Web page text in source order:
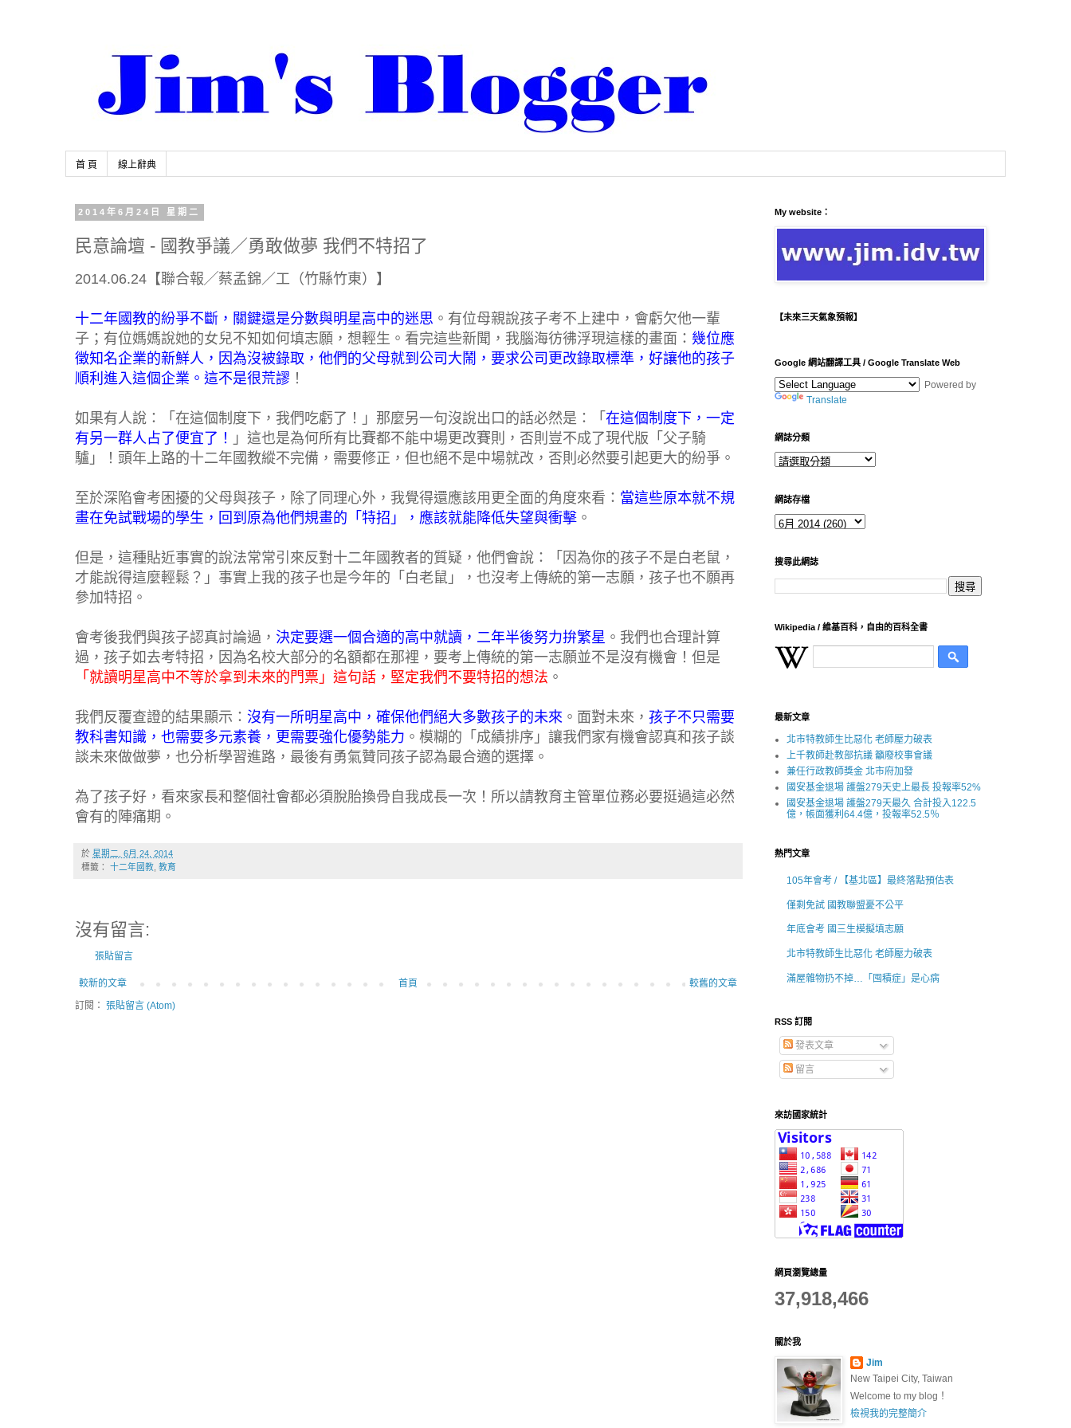
首 頁 線上辭典
2014年6月24日 星期二
民意論壇 - 國教爭議／勇敢做夢 我們不特招了
2014.06.24【聯合報╱蔡孟錦／工（竹縣竹東）】
十二年國教的紛爭不斷，關鍵還是分數與明星高中的迷思 。有位母親說孩子考不上建中，會虧欠他一輩
子；有位媽媽說她的女兒不知如何填志願，想輕生。看完這些新聞，我腦海彷彿浮現這樣的畫面： 幾位應
徵知名企業的新鮮人，因為沒被錄取，他們的父母就到公司大鬧，要求公司更改錄取標準，好讓他的孩子
順利進入這個企業。這不是很荒謬 ！
如果有人說：「在這個制度下，我們吃虧了！」那麼另一句沒說出口的話必然是：「 在這個制度下，一定
有另一群人占了便宜了！
」這也是為何所有比賽都不能中場更改賽則，否則豈不成了現代版「父子騎
驢」！頭年上路的十二年國教縱不完備，需要修正，但也絕不是中場就改，否則必然要引起更大的紛爭。
至於深陷會考困擾的父母與孩子，除了同理心外，我覺得還應該用更全面的角度來看： 當這些原本就不規
畫在免試戰場的學生，回到原為他們規畫的「特招」，應該就能降低失望與衝擊 。
但是，這種貼近事實的說法常常引來反對十二年國教者的質疑，他們會說：「因為你的孩子不是白老鼠，
才能說得這麼輕鬆？」事實上我的孩子也是今年的「白老鼠」，也沒考上傳統的第一志願，孩子也不願再
參加特招。
會考後我們與孩子認真討論過， 決定要選一個合適的高中就讀，二年半後努力拚繁星 。我們也合理計算
過，孩子如去考特招，因為名校大部分的名額都在那裡，要考上傳統的第一志願並不是沒有機會！但是
「就讀明星高中不等於拿到未來的門票」這句話，堅定我們不要特招的想法 。
我們反覆查證的結果顯示： 沒有一所明星高中，確保他們絕大多數孩子的未來 。面對未來， 孩子不只需要
教科書知識，也需要多元素養，更需要強化優勢能力 。模糊的「成績排序」讓我們家有機會認真和孩子談
談未來做做夢，也分析學習進路，最後有勇氣贊同孩子認為最合適的選擇。
為了孩子好，看來家長和整個社會都必須脫胎換骨自我成長一次！所以請教育主管單位務必要挺過這必然
會有的陣痛期。
於 星期二, 6月 24, 2014
標籤： 十二年國教 教育
沒有留言:
張貼留言
較新的文章 較舊的文章
首頁
訂閱： 張貼留言 (Atom)
My website：
【未來三天氣象預報】
Google 網站翻譯工具 / Google Translate Web
Powered by
Translate
網誌分類
網誌存檔
搜尋此網誌
Wikipedia / 維基百科，自由的百科全書
最新文章
北市特教師生比惡化 老師壓力破表
上千教師赴教部抗議 籲廢校事會議
兼任行政教師獎金 北市府加發
國安基金退場 護盤279天史上最長 投報率52%
國安基金退場 護盤279天最久 合計投入122.5
億，帳面獲利64.4億，投報率52.5％
熱門文章
105年會考 / 【基北區】最終落點預估表
僅剩免試 國教聯盟憂不公平
年底會考 國三生模擬填志願
北市特教師生比惡化 老師壓力破表
滿屋雜物扔不掉…「囤積症」是心病
RSS 訂閱
發表文章
留言
來訪國家統計
網頁瀏覽總量
37,918,466
關於我
Jim
New Taipei City, Taiwan
Welcome to my blog！
檢視我的完整簡介